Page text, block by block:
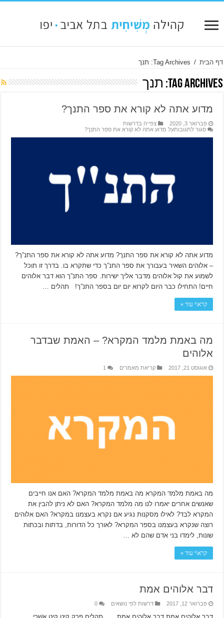
דף הבית / Tag Archives: תנך
Tag Archives: תנך
מדוע אתה לא קורא את ספר התנך?
פברואר 3, 2020
צפייה בדרשות
סגור לתגובותעל מדוע אתה לא קורא את ספר התנך?
מדוע אתה לא קורא את ספר התנך? מדוע אתה לא קורא את ספר התנ”ך?
– אלוהים השאיר בעבורך את ספר התנ”ך כדי שתקרא בו. בדרך זו תוכל
לשמוע את קול אלוהים מדבר אליך ישירות. ספר התנ”ך הוא דבר אלוהים
חיים! התחילו כבר היום לקרוא יום יום בספר התנ”ך! תהלים …
קרא\י עוד »
מה באמת מלמד המקרא? – האמת שבדבר
אלוהים
אוגוסט 21, 2017 קריאת מאמרים 1
מה באמת מלמד המקרא מה באמת מלמד המקרא? האם אנו חייבים
שאנשים אחרים יאמרו לנו מה מלמד המקרא? האם לא ניתן להבין את
המקרא לבד? לאילו מסקנות נגיע אם נקרא בעצמנו במקרא? האם אלוהים
רוצה שנקרא בעצמנו בספר המקרא? לאורך כל הדורות, בדתות ובכתות
שונות, לימדו בני אדם שהם לא …
קרא\י עוד »
דבר אלוהים אמת
פברואר 12, 2017 דרשות לפי נושאים 0